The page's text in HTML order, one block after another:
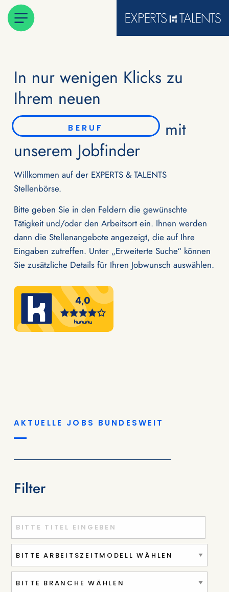
In nur wenigen Klicks zu
Ihrem neuen
BERUF
mit
unserem Jobfinder
Willkommen auf der EXPERTS & TALENTS
Stellenbörse.
Bitte geben Sie in den Feldern die gewünschte
Tätigkeit und/oder den Arbeitsort ein. Ihnen werden
dann die Stellenangebote angezeigt, die auf Ihre
Eingaben zutreffen. Unter „Erweiterte Suche“ können
Sie zusätzliche Details für Ihren Jobwunsch auswählen.
AKTUELLE JOBS BUNDESWEIT
Filter
Titel oder Stichwort eingeben